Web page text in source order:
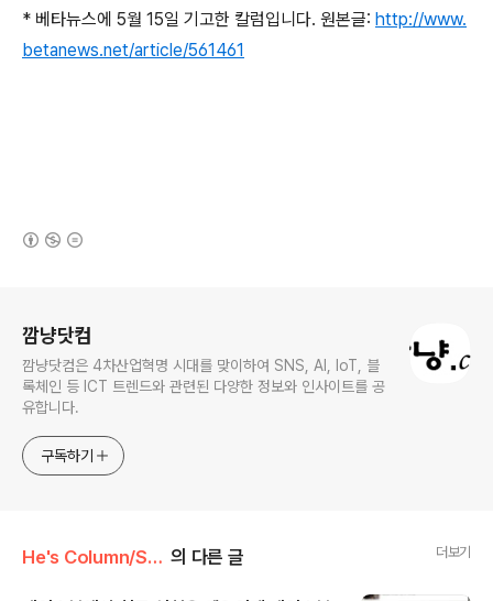
* 베타뉴스에 5월 15일 기고한 칼럼입니다. 원본글: http://www.
betanews.net/article/561461
깜냥닷컴
깜냥닷컴은 4차산업혁명 시대를 맞이하여 SNS, AI, IoT, 블
록체인 등 ICT 트렌드와 관련된 다양한 정보와 인사이트를 공
유합니다.
구독하기
He's Column/Social 의 다른 글 더보기